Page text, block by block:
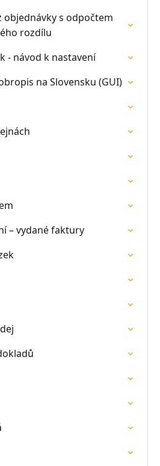
objednávky s odpočtem
rozdílu
- návod k nastavení
na Slovensku (GUI)
– vydané faktury